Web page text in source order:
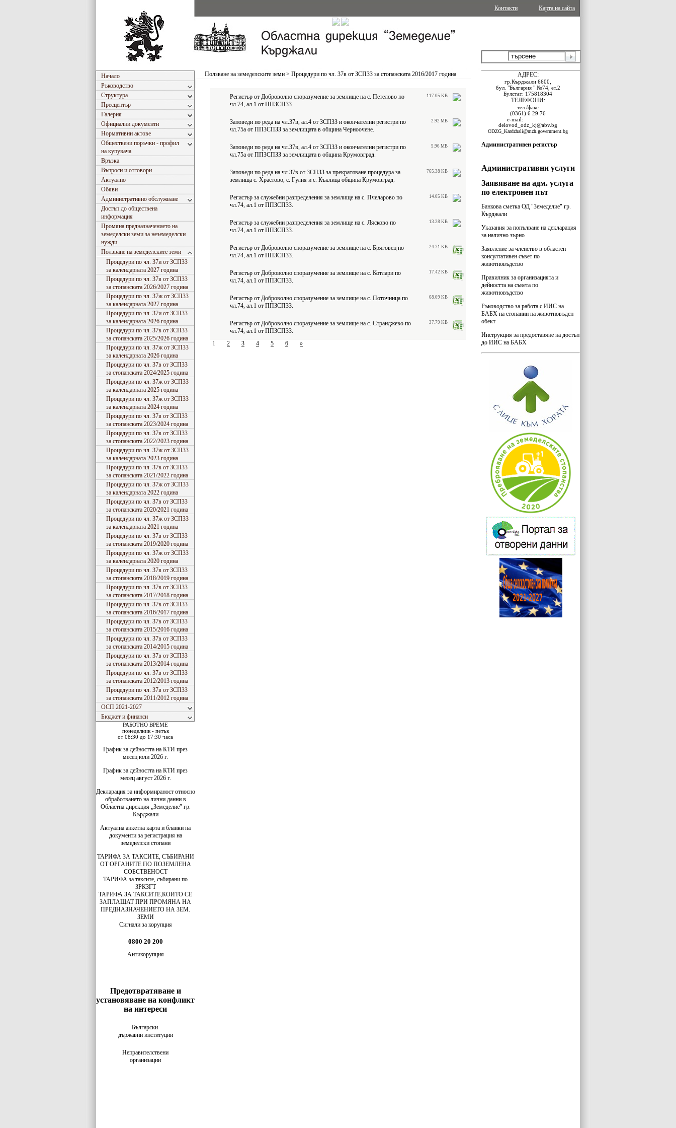
Карта на сайта
Контакти
Начало
Ръководство
Структура
Пресцентър
Галерия
Официални документи
Нормативни актове
Обществени поръчки - профил
на купувача
Връзка
Въпроси и отговори
Актуално
Обяви
Административно обслужване
Достъп до обществена
информация
Промяна предназначението на
земеделски земи за неземеделски
нужди
Ползване на земеделските земи
Процедури по чл. 37и от ЗСПЗЗ
за календарната 2027 година
Процедури по чл. 37в от ЗСПЗЗ
за стопанската 2026/2027 година
Процедури по чл. 37ж от ЗСПЗЗ
за календарната 2027 година
Процедури по чл. 37и от ЗСПЗЗ
за календарната 2026 година
Процедури по чл. 37в от ЗСПЗЗ
за стопанската 2025/2026 година
Процедури по чл. 37ж от ЗСПЗЗ
за календарната 2026 година
Процедури по чл. 37в от ЗСПЗЗ
за стопанската 2024/2025 година
Процедури по чл. 37ж от ЗСПЗЗ
за календарната 2025 година
Процедури по чл. 37ж от ЗСПЗЗ
за календарната 2024 година
Процедури по чл. 37в от ЗСПЗЗ
за стопанската 2023/2024 година
Процедури по чл. 37в от ЗСПЗЗ
за стопанската 2022/2023 година
Процедури по чл. 37ж от ЗСПЗЗ
за календарната 2023 година
Процедури по чл. 37в от ЗСПЗЗ
за стопанската 2021/2022 година
Процедури по чл. 37ж от ЗСПЗЗ
за календарната 2022 година
Процедури по чл. 37в от ЗСПЗЗ
за стопанската 2020/2021 година
Процедури по чл. 37ж от ЗСПЗЗ
за календарната 2021 година
Процедури по чл. 37в от ЗСПЗЗ
за стопанската 2019/2020 година
Процедури по чл. 37ж от ЗСПЗЗ
за календарната 2020 година
Процедури по чл. 37в от ЗСПЗЗ
за стопанската 2018/2019 година
Процедури по чл. 37в от ЗСПЗЗ
за стопанската 2017/2018 година
Процедури по чл. 37в от ЗСПЗЗ
за стопанската 2016/2017 година
Процедури по чл. 37в от ЗСПЗЗ
за стопанската 2015/2016 година
Процедури по чл. 37в от ЗСПЗЗ
за стопанската 2014/2015 година
Процедури по чл. 37в от ЗСПЗЗ
за стопанската 2013/2014 година
Процедури по чл. 37в от ЗСПЗЗ
за стопанската 2012/2013 година
Процедури по чл. 37в от ЗСПЗЗ
за стопанската 2011/2012 година
ОСП 2021-2027
Бюджет и финанси
РАБОТНО ВРЕМЕ
понеделник - петък
от 08:30 до 17:30 часа
График за дейността на КТИ през
месец юли 2026 г.
График за дейността на КТИ през
месец август 2026 г.
Декларация за информираност относно
обработването на лични данни в
Областна дирекция „Земеделие” гр.
Кърджали
Актуална анкетна карта и бланки на
документи за регистрация на
земеделски стопани
ТАРИФА ЗА ТАКСИТЕ, СЪБИРАНИ
ОТ ОРГАНИТЕ ПО ПОЗЕМЛЕНА
СОБСТВЕНОСТ
ТАРИФА за таксите, събирани по
ЗРКЗГТ
ТАРИФА ЗА ТАКСИТЕ,КОИТО СЕ
ЗАПЛАЩАТ ПРИ ПРОМЯНА НА
ПРЕДНАЗНАЧЕНИЕТО НА ЗЕМ.
ЗЕМИ
Сигнали за корупция
0800 20 200
Антикорупция
Предотвратяване и
установяване на конфликт
на интереси
Български
държавни институции
Неправителствени
организации
Ползване на земеделските земи > Процедури по чл. 37в от ЗСПЗЗ за стопанската 2016/2017 година
Регистър от Доброволно споразумение за землище на с. Петелово по
чл.74, ал.1 от ППЗСПЗЗ.
117.05 KB
Заповеди по реда на чл.37в, ал.4 от ЗСПЗЗ и окончателни регистри по
чл.75а от ППЗСПЗЗ за землищата в община Черноочене.
2.92 MB
Заповеди по реда на чл.37в, ал.4 от ЗСПЗЗ и окончателни регистри по
чл.75а от ППЗСПЗЗ за землищата в община Крумовград.
5.96 MB
Заповеди по реда на чл.37в от ЗСПЗЗ за прекратяване процедура за
землища с. Храстово, с. Гулия и с. Къклица община Крумовград.
765.38 KB
Регистър за служебни разпределения за землище на с. Пчеларово по
чл.74, ал.1 от ППЗСПЗЗ.
14.05 KB
Регистър за служебни разпределения за землище на с. Лясково по
чл.74, ал.1 от ППЗСПЗЗ.
13.28 KB
Регистър от Доброволно споразумение за землище на с. Бряговец по
чл.74, ал.1 от ППЗСПЗЗ.
24.71 KB
Регистър от Доброволно споразумение за землище на с. Котлари по
чл.74, ал.1 от ППЗСПЗЗ.
17.42 KB
Регистър от Доброволно споразумение за землище на с. Поточница по
чл.74, ал.1 от ППЗСПЗЗ.
68.09 KB
Регистър от Доброволно споразумение за землище на с. Странджево по
чл.74, ал.1 от ППЗСПЗЗ.
37.79 KB
1 2 3 4 5 6 »
АДРЕС:
гр.Кърджали 6600,
бул. "България " №74, ет.2
Булстат: 175818304
ТЕЛЕФОНИ:
тел./факс
(0361) 6 29 76
e-mail:
delovod_odz_kj@abv.bg
ODZG_Kardzhali@mzh.government.bg
Административен регистър
Административни услуги
Заявяване на адм. услуга
по електронен път
Банкова сметка ОД "Земеделие" гр.
Кърджали
Указания за попълване на декларация
за налично зърно
Заявление за членство в областен
консултативен съвет по
животновъдство
Правилник за организацията и
дейността на съвета по
животновъдство
Ръководство за работа с ИИС на
БАБХ на стопанин на животновъден
обект
Инструкция за предоставяне на достъп
до ИИС на БАБХ